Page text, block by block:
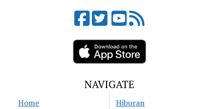
NAVIGATE
Home Hiburan